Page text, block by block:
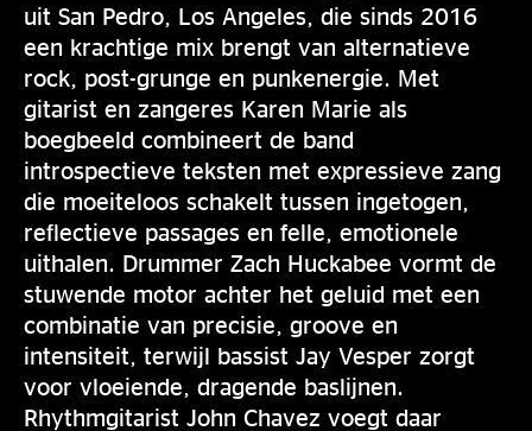
uit San Pedro, Los Angeles, die sinds 2016
een krachtige mix brengt van alternatieve
rock, post-grunge en punkenergie. Met
gitarist en zangeres Karen Marie als
boegbeeld combineert de band
introspectieve teksten met expressieve zang
die moeiteloos schakelt tussen ingetogen,
reflectieve passages en felle, emotionele
uithalen. Drummer Zach Huckabee vormt de
stuwende motor achter het geluid met een
combinatie van precisie, groove en
intensiteit, terwijl bassist Jay Vesper zorgt
voor vloeiende, dragende baslijnen.
Rhythmgitarist John Chavez voegt daar